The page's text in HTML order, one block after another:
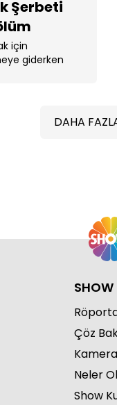
Şerbeti
için
giderken
DAHA
Çöz
Neler
Show